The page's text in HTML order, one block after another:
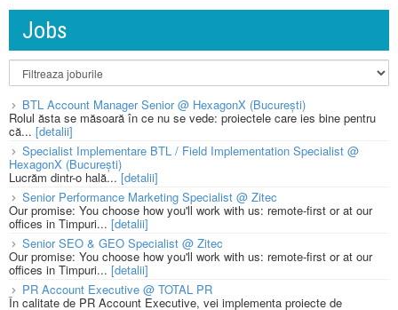
Jobs
BTL Account Manager Senior @ HexagonX (București)
Rolul ăsta se măsoară în ce nu se vede: proiectele care ies bine pentru
că... [detalii]
Specialist Implementare BTL / Field Implementation Specialist @
HexagonX (București)
Lucrăm dintr-o hală...[detalii]
Senior Performance Marketing Specialist @ Zitec
Our promise: You choose how you'll work with us: remote-first or at our
offices in Timpuri... [detalii]
Senior SEO & GEO Specialist @ Zitec
Our promise: You choose how you'll work with us: remote-first or at our
offices in Timpuri... [detalii]
PR Account Executive @ TOTAL PR
În calitate de PR Account Executive, vei implementa proiecte de